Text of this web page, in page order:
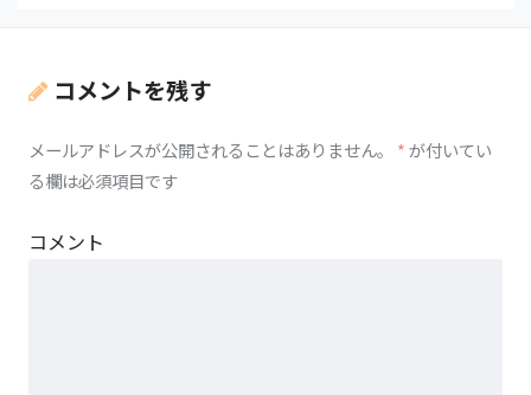
コメントを残す
メールアドレスが公開されることはありません。 *が付いてい
る欄は必須項目です
コメント